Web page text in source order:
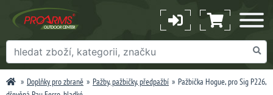
Doplňky pro zbraně Pažby, pažbičky, předpažbí
Pažbička Hogue, pro Sig P226,